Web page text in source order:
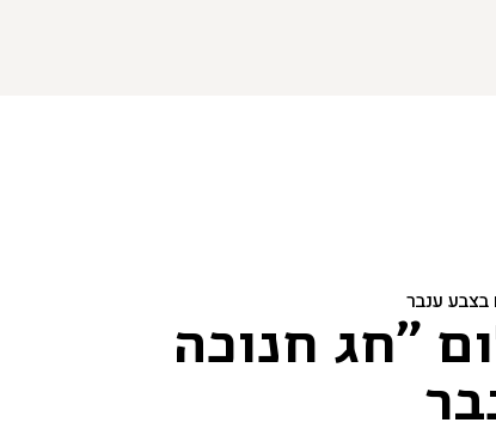
בצבע ענבר
"חג חנוכה